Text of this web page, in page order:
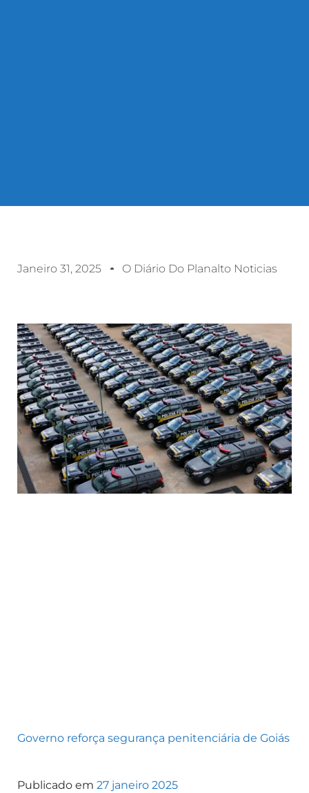
Janeiro 31, 2025 O Diário Do Planalto Noticias
Governo reforça segurança penitenciária de Goiás
Publicado em 27 janeiro 2025